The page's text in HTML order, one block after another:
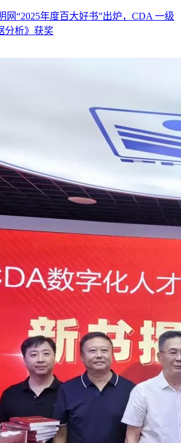
网“2025年度百大好书”出炉，CDA 一级
分析》获奖